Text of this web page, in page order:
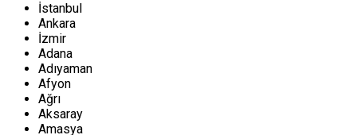
İstanbul
Ankara
İzmir
Adana
Adıyaman
Afyon
Ağrı
Aksaray
Amasya